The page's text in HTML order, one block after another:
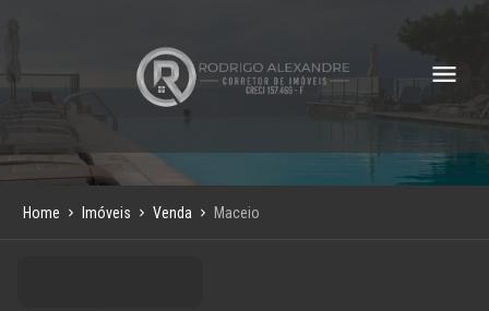
Home Imóveis Venda Maceio